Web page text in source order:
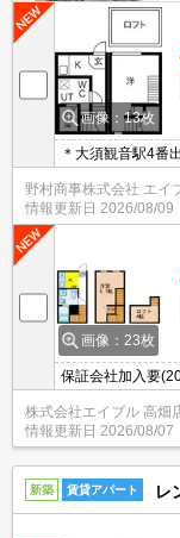
画像：13枚
＊大須観音駅4番
野村商事株式会社 エイ
情報更新日 2026/08/09
画像：23枚
保証会社加入要
株式会社エイブル 高畑
情報更新日 2026/08/07
新築 賃貸アパート レ